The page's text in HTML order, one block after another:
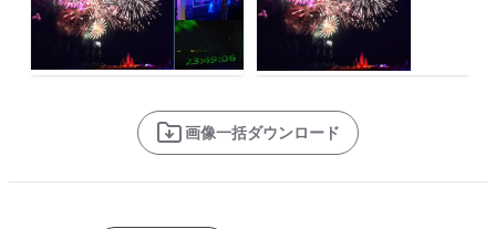
画像一括ダウンロード